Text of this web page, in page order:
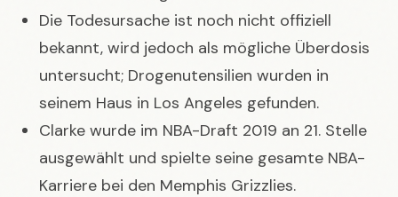
Die Todesursache ist noch nicht offiziell
bekannt, wird jedoch als mögliche Überdosis
untersucht; Drogenutensilien wurden in
seinem Haus in Los Angeles gefunden.
Clarke wurde im NBA-Draft 2019 an 21. Stelle
ausgewählt und spielte seine gesamte NBA-
Karriere bei den Memphis Grizzlies.